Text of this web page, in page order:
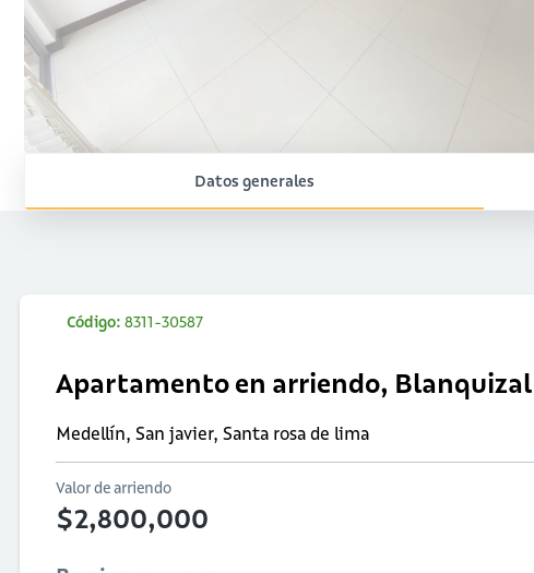
Datos generales
Código: 8311-30587
Apartamento en arriendo, Blanquizal
Medellín, San javier, Santa rosa de lima
Valor de arriendo
$2,800,000